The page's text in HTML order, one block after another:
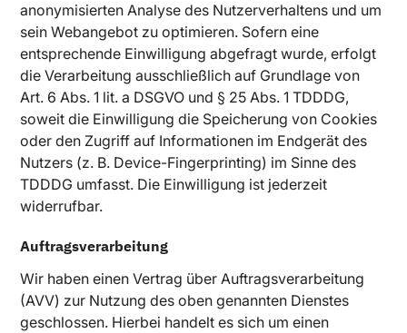
anonymisierten Analyse des Nutzerverhaltens und um
sein Webangebot zu optimieren. Sofern eine
entsprechende Einwilligung abgefragt wurde, erfolgt
die Verarbeitung ausschließlich auf Grundlage von
Art. 6 Abs. 1 lit. a DSGVO und § 25 Abs. 1 TDDDG,
soweit die Einwilligung die Speicherung von Cookies
oder den Zugriff auf Informationen im Endgerät des
Nutzers (z. B. Device-Fingerprinting) im Sinne des
TDDDG umfasst. Die Einwilligung ist jederzeit
widerrufbar.
Auftragsverarbeitung
Wir haben einen Vertrag über Auftragsverarbeitung
(AVV) zur Nutzung des oben genannten Dienstes
geschlossen. Hierbei handelt es sich um einen